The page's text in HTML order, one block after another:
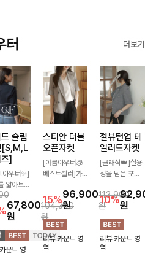
터 더보기
슬림
[S,M,L
]
우터✨]
얇아보이
어줄 슬
끔하고
핏으로
러운 분위
출시켜줄
로 데일리
별한 날
67,800
원
104,300
원
운트 영
스티안 더블
오픈자켓
[여름아우터🧊
베스트셀러]가
멋스러운 무드가
살아나는 썸머
오픈자켓✨ 백
슬릿 디테일로
착용감이 편안하
며 깔끔한 핏과
15%96,900
원
113,900
원
리뷰 카운트 영
역
젤뷰턴업 테
일러드자켓
[클래식👑]실용
성을 담은 포켓
턴업 디테일로
멋을 더했으며
유연한 소재로
자연스러운 실루
엣을 연출해주는
아우터에요~!
10%원
리뷰 카운트 영
역